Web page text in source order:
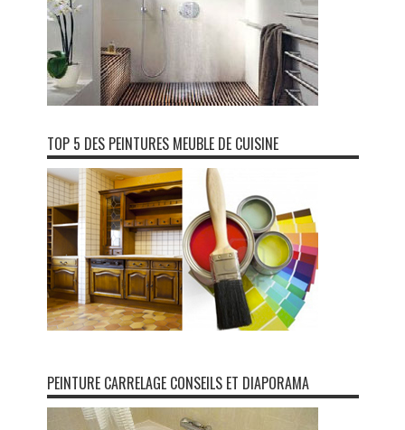
TOP 5 DES PEINTURES MEUBLE DE CUISINE
PEINTURE CARRELAGE CONSEILS ET DIAPORAMA